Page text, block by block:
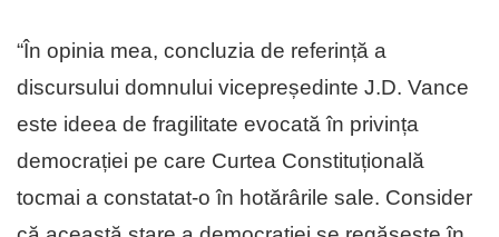
“În opinia mea, concluzia de referință a
discursului domnului vicepreședinte J.D. Vance
este ideea de fragilitate evocată în privința
democrației pe care Curtea Constituțională
tocmai a constatat-o în hotărârile sale. Consider